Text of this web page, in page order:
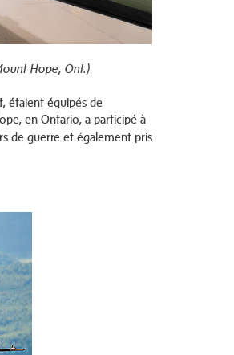
Hope, Ont.)
étaient équipés de
en Ontario, a participé à
de guerre et également pris